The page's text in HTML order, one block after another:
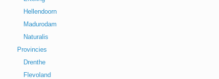
Hellendoorn
Madurodam
Naturalis
Provincies
Drenthe
Flevoland